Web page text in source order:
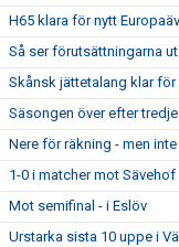
H65 klara för nytt
Så ser förutsättningarna
Skånsk jättetalang klar för
Säsongen över efter
Nere för räkning - men
1-0 i matcher mot Sävehof
Mot semifinal - i Eslöv
Urstarka sista 10 uppe i